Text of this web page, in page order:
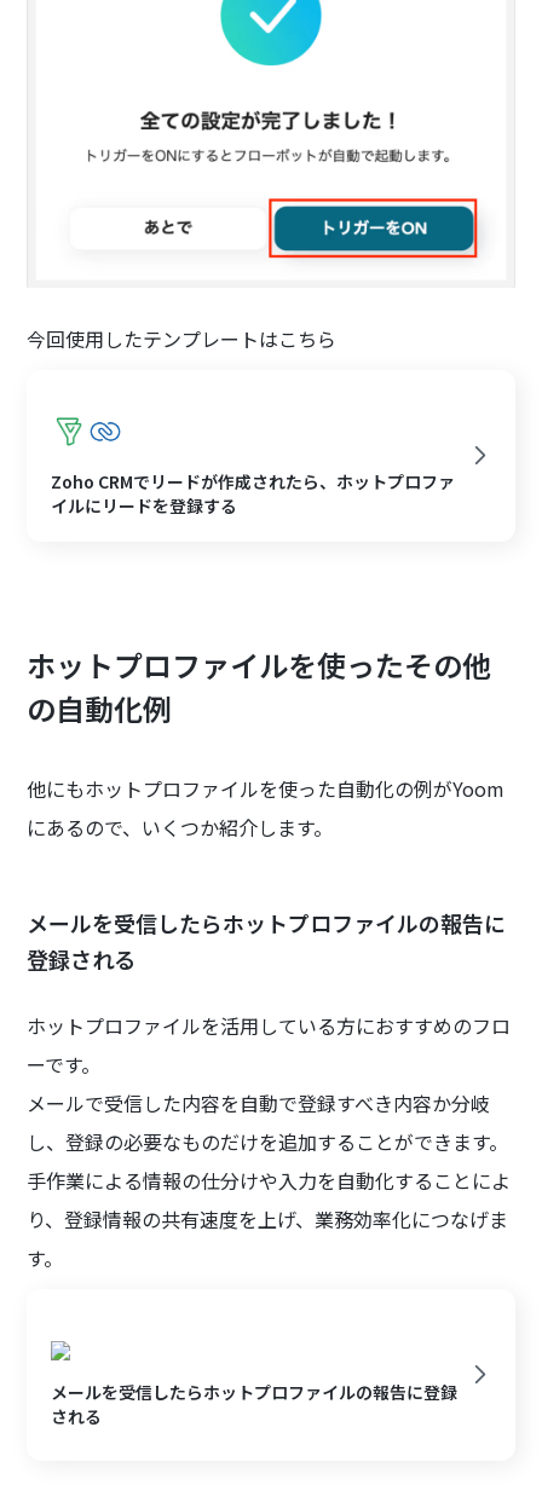
今回使用したテンプレートはこちら
Zoho CRMでリードが作成されたら、ホットプロファ
イルにリードを登録する
ホットプロファイルを使ったその他
の自動化例
他にもホットプロファイルを使った自動化の例がYoom
にあるので、いくつか紹介します。
メールを受信したらホットプロファイルの報告に
登録される
ホットプロファイルを活用している方におすすめのフロ
ーです。
メールで受信した内容を自動で登録すべき内容か分岐
し、登録の必要なものだけを追加することができます。
手作業による情報の仕分けや入力を自動化することによ
り、登録情報の共有速度を上げ、業務効率化につなげま
す。
メールを受信したらホットプロファイルの報告に登録
される